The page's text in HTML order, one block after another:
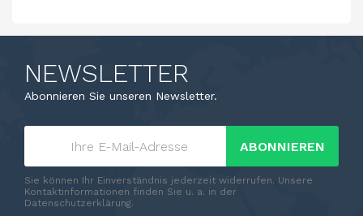
NEWSLETTER
Abonnieren Sie unseren Newsletter.
ABONNIEREN
Sie können Ihr Einverständnis jederzeit widerrufen. Unsere
Kontaktinformationen finden Sie u. a. in der
Datenschutzerklärung.